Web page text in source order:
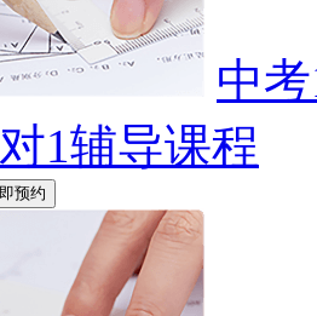
中
1辅导课程
预约